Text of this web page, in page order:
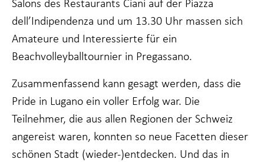
dell’Indipendenza und um 13.30 Uhr massen sich
Amateure und Interessierte für ein
Beachvolleyballtournier in Pregassano.
Zusammenfassend kann gesagt werden, dass die
Pride in Lugano ein voller Erfolg war. Die
Teilnehmer, die aus allen Regionen der Schweiz
angereist waren, konnten so neue Facetten dieser
schönen Stadt (wieder-)entdecken. Und das in
notwendig,
damit die
funktioniert.
Statistiken
Damit wir die
Funktionalität
und Struktur
verbessern
können, je